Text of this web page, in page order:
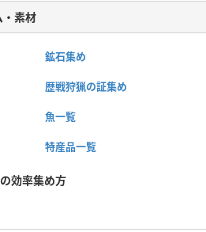
・素材
鉱石集め
歴戦狩猟の証集め
魚一覧
特産品一覧
効率集め方